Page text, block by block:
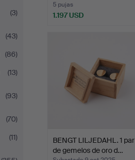
(3)
(43)
(86)
(13)
(93)
(70)
(11)
5 pujas
1.197 USD
BENGT LILJEDAHL. 1 par
de gemelos de oro d…